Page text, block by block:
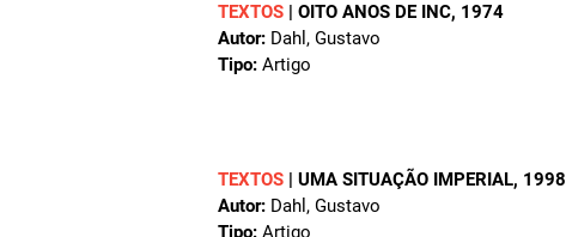
TEXTOS | OITO ANOS DE INC, 1974
Autor: Dahl, Gustavo
Tipo: Artigo
TEXTOS | UMA SITUAÇÃO IMPERIAL, 1998
Autor: Dahl, Gustavo
Tipo: Artigo